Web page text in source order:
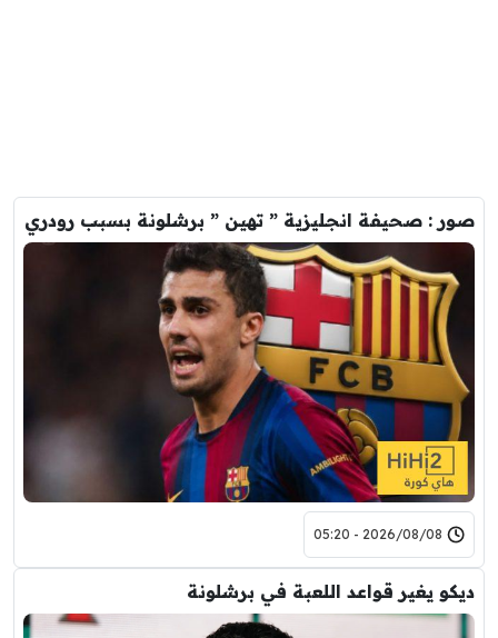
صور : صحيفة انجليزية ” تهين ” برشلونة بسبب رودري
2026/08/08 - 05:20
ديكو يغير قواعد اللعبة في برشلونة